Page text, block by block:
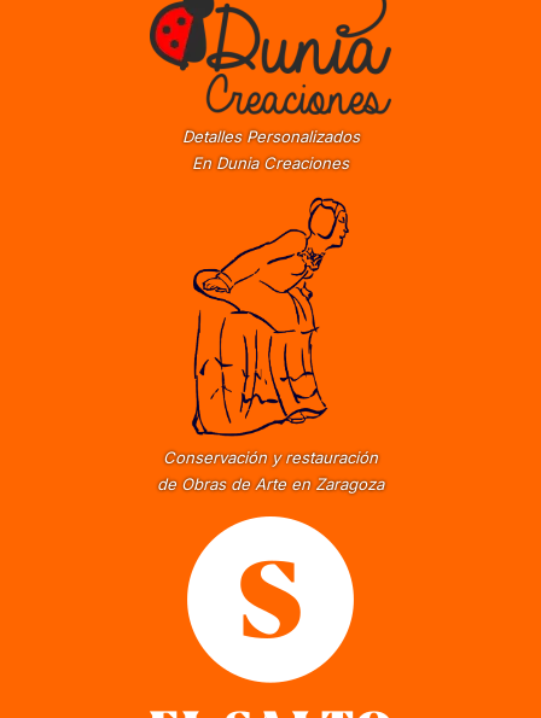
Detalles Personalizados
En Dunia Creaciones
Conservación y restauración
de Obras de Arte en Zaragoza